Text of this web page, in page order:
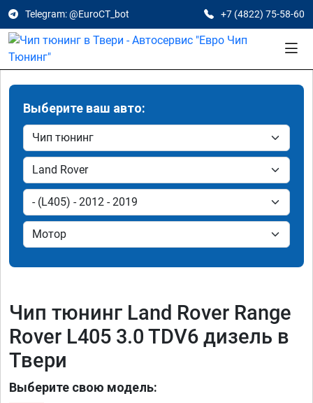
Telegram: @EuroCT_bot +7 (4822) 75-58-60
Выберите ваш авто:
Чип тюнинг Land Rover Range
Rover L405 3.0 TDV6 дизель в
Твери
Выберите свою модель: